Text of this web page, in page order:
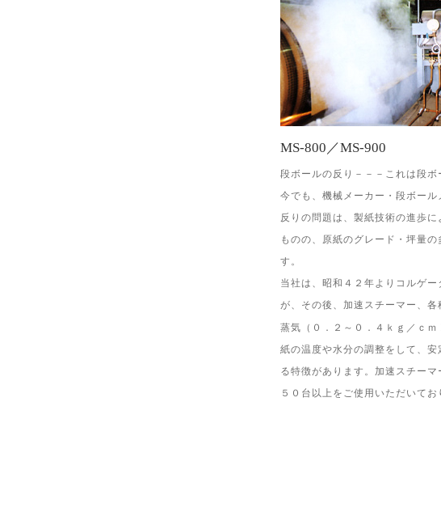
MS-800／MS-900
段ボールの反り－－－これは段ボ
今でも、機械メーカー・段ボー
反りの問題は、製紙技術の進歩
ものの、原紙のグレード・坪量
す。
当社は、昭和４２年よりコルゲ
が、その後、加速スチーマー、
蒸気（０．２～０．４ｋｇ／ｃｍ
紙の温度や水分の調整をして、
る特徴があります。加速スチー
５０台以上をご使用いただいてお